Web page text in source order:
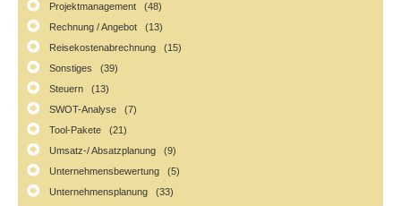
Projektmanagement (48)
Rechnung / Angebot (13)
Reisekostenabrechnung (15)
Sonstiges (39)
Steuern (13)
SWOT-Analyse (7)
Tool-Pakete (21)
Umsatz-/ Absatzplanung (9)
Unternehmensbewertung (5)
Unternehmensplanung (33)